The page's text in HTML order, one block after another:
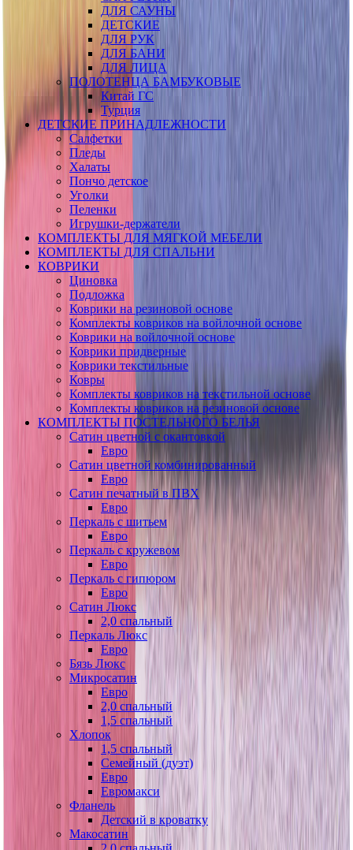
ДЛЯ САУНЫ
ДЕТСКИЕ
ДЛЯ РУК
ДЛЯ БАНИ
ДЛЯ ЛИЦА
ПОЛОТЕНЦА БАМБУКОВЫЕ
Китай ГС
Турция
ДЕТСКИЕ ПРИНАДЛЕЖНОСТИ
Салфетки
Пледы
Халаты
Пончо детское
Уголки
Пеленки
Игрушки-держатели
КОМПЛЕКТЫ ДЛЯ МЯГКОЙ МЕБЕЛИ
КОМПЛЕКТЫ ДЛЯ СПАЛЬНИ
КОВРИКИ
Циновка
Подложка
Коврики на резиновой основе
Комплекты ковриков на войлочной основе
Коврики на войлочной основе
Коврики придверные
Коврики текстильные
Ковры
Комплекты ковриков на текстильной основе
Комплекты ковриков на резиновой основе
КОМПЛЕКТЫ ПОСТЕЛЬНОГО БЕЛЬЯ
Сатин цветной с окантовкой
Евро
Сатин цветной комбинированный
Евро
Сатин печатный в ПВХ
Евро
Перкаль с шитьем
Евро
Перкаль с кружевом
Евро
Перкаль с гипюром
Евро
Сатин Люкс
2,0 спальный
Перкаль Люкс
Евро
Бязь Люкс
Микросатин
Евро
2,0 спальный
1,5 спальный
Хлопок
1,5 спальный
Семейный (дуэт)
Евро
Евромакси
Фланель
Детский в кроватку
Макосатин